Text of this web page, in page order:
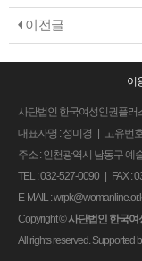
이전글
이
사단법인 한국여성인권플러
대표자명 : 성미경 | 고유번
주소 : 인천광역시 남동구 예
TEL : 032-527-0090 | FAX :
E-MAIL :
Copyright©사단법인 한국여
All rights reserved. Supported